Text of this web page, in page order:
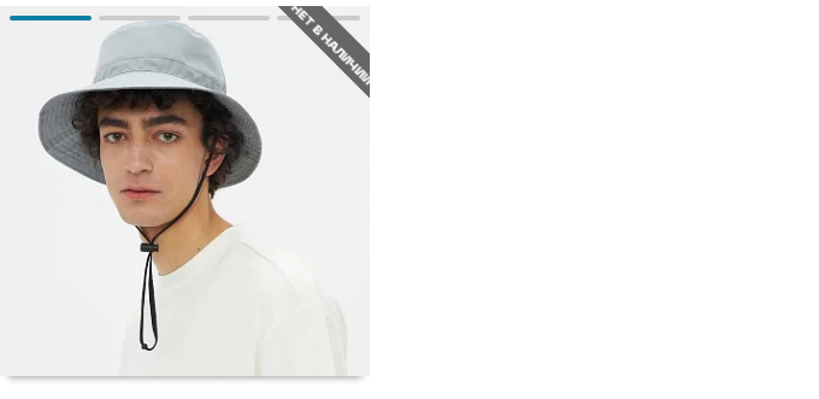
НЕТ В НАЛИЧИИ